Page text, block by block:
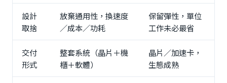
設計
取捨
放棄通用性，換速度
／成本／功耗
保留彈性，單位
工作未必最省
交付
形式
整套系統（晶片＋機
櫃＋軟體）
晶片／加速卡，
生態成熟